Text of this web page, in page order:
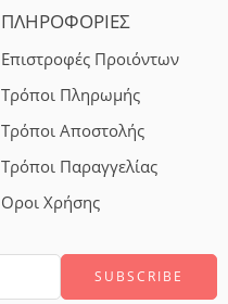
ΠΛΗΡΟΦΟΡΙΕΣ
Επιστροφές Προιόντων
Τρόποι Πληρωμής
Τρόποι Αποστολής
Τρόποι Παραγγελίας
Οροι Χρήσης